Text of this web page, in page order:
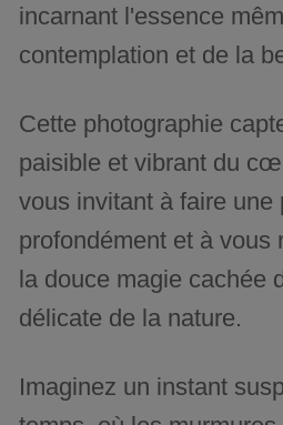
incarnant l'essence
contemplation et de la
Cette photographie
paisible et vibrant du
vous invitant à faire une
profondément et à vous
la douce magie cachée
délicate de la nature.
Imaginez un instant